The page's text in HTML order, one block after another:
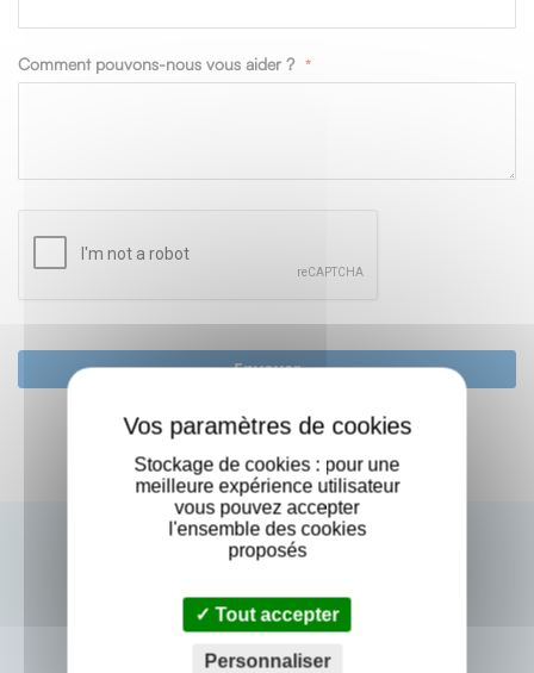
Comment pouvons-nous vous aider ?
Envoyer
Stockage de cookies : pour une
meilleure expérience utilisateur
vous pouvez accepter
l'ensemble des cookies
proposés
Tout accepter
Personnaliser